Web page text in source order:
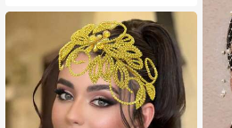
인스톤 & 인조 진주 헤어밴드 우아한